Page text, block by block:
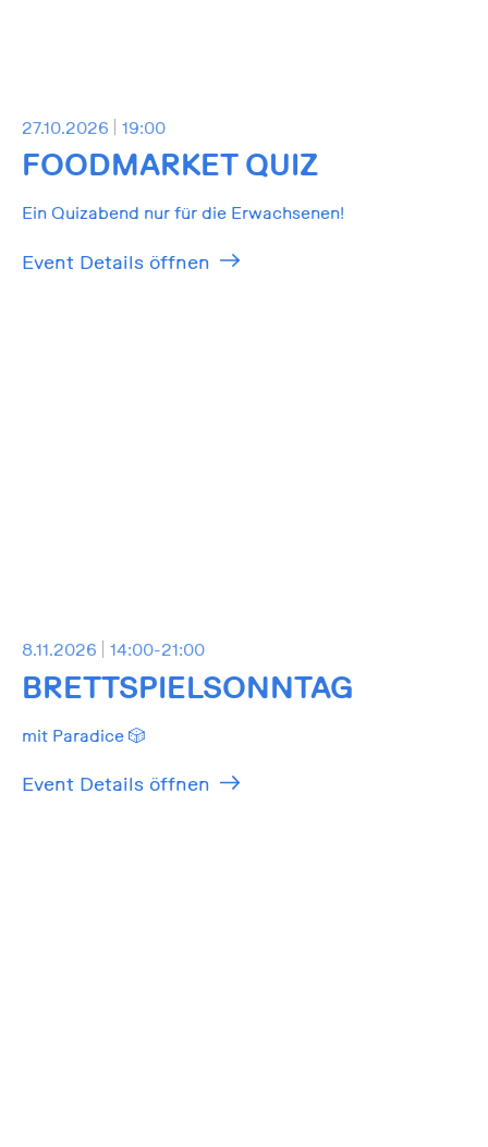
27.10.2026 19:00
FOODMARKET QUIZ
Ein Quizabend nur für die Erwachsenen!
Event Details öffnen
8.11.2026 14:00-21:00
BRETTSPIELSONNTAG
mit Paradice 🎲
Event Details öffnen